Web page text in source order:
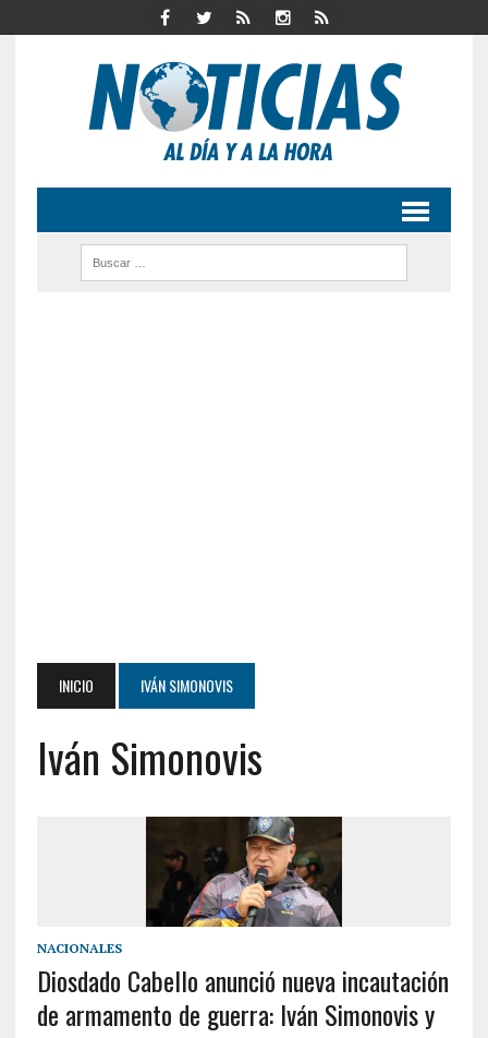
INICIO IVÁN SIMONOVIS
Iván Simonovis
NACIONALES
Diosdado Cabello anunció nueva incautación
de armamento de guerra: Iván Simonovis y